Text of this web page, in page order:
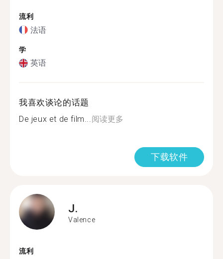
流利
法语
学
英语
我喜欢谈论的话题
De jeux et de film...阅读更多
下载软件
J.
Valence
流利